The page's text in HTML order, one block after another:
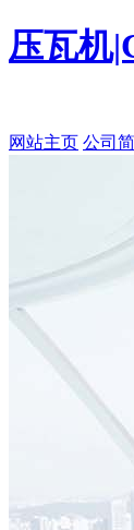
压瓦机
网站主页 公司